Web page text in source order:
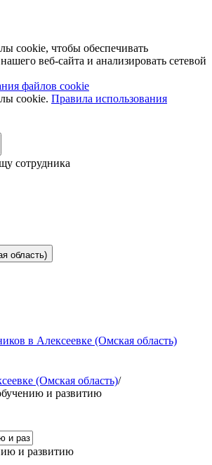
cookie, чтобы обеспечивать
веб-сайта и анализировать сетевой
файлов cookie
cookie. Правила использования
сотрудника
область)
в Алексеевке (Омская область)
(Омская область)/
и развитию
и развитию